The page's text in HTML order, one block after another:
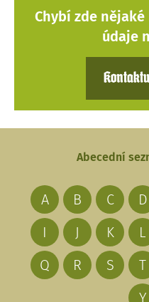
Chybí zde
údaje
Abecední
A B C D
I
J K L
Q
R S T
Y